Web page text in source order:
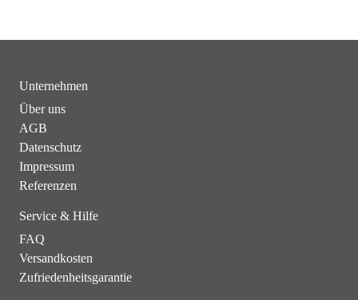
Unternehmen
Über uns
AGB
Datenschutz
Impressum
Referenzen
Service & Hilfe
FAQ
Versandkosten
Zufriedenheitsgarantie